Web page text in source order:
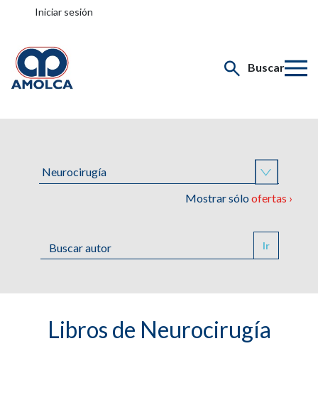
Iniciar sesión
Buscar
Mostrar sóloofertas ›
Ir
Libros de Neurocirugía